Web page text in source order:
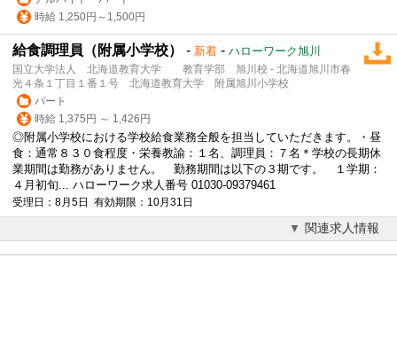
時給 1,250円～1,500円
給食調理員（附属小学校） - 新着 - ハローワーク旭川
国立大学法人 北海道教育大学 教育学部 旭川校 - 北海道旭川市春
光４条１丁目１番１号 北海道教育大学 附属旭川小学校
パート
時給 1,375円 ～ 1,426円
◎附属小学校における学校給食業務全般を担当していただきます。・昼
食：通常８３０食程度・栄養教諭：１名、調理員：７名＊学校の長期休
業期間は勤務がありません。 勤務期間は以下の３期です。 １学期：
４月初旬... ハローワーク求人番号 01030-09379461
受理日：8月5日 有効期限：10月31日
関連求人情報